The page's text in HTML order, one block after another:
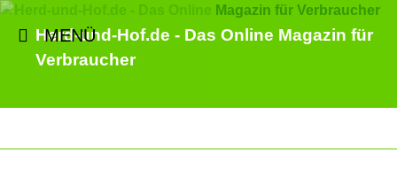
Herd-und-Hof.de - Das Online Magazin für
Verbraucher
MENÜ